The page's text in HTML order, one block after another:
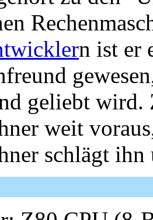
n ist er
geliebt
weit
schlägt